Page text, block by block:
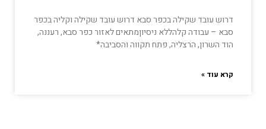
דרוש עובד שקילה בכפר סבא דרוש עובד שקילה וקליה בכפר
סבא – עבודה קלהללא ניסיוןמתאים לאזור כפר סבא, רעננה,
הוד השרון, הרצליה, פתח תקווה והסביבה*
קרא עוד »